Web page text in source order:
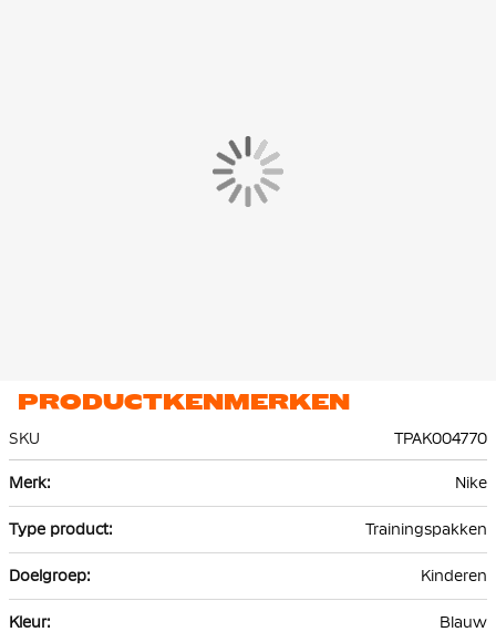
Het Nike Trainingspak is gemaakt van 100% polyester, waarvan
minstens 75% bestaat uit gerecycled materiaal. Het trainingspak
is gemaakt van een duurzame en ademende stoffencombinatie,
zorgt het ervoor dat je tijdens je training koel en droog blijft.
PRODUCTKENMERKEN
SKU
TPAK004770
informatie
Nike
Trainingspakken
Kinderen
Blauw